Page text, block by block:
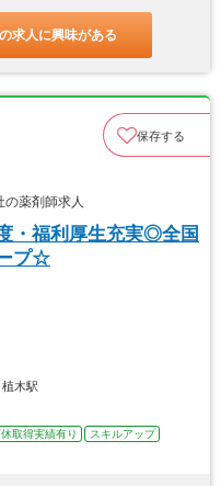
求人に興味がある
保存する
薬剤師求人
・福利厚生充実◎全国
プ☆
木駅
取得実績有り
スキルアップ